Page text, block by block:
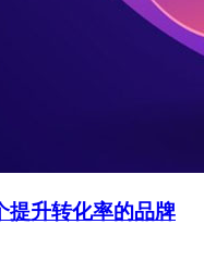
提升转化率的品牌